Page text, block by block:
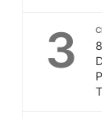
3